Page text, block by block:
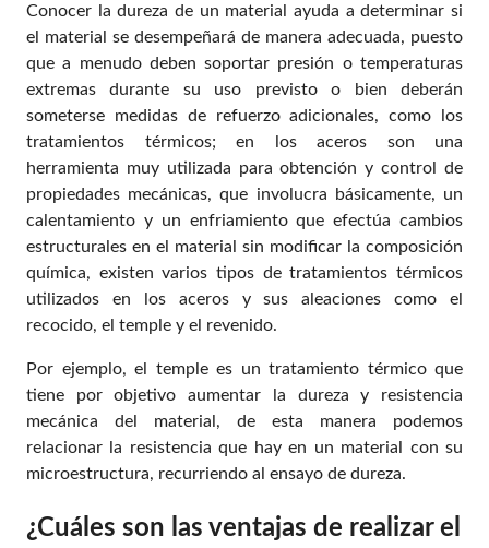
Conocer la dureza de un material ayuda a determinar si
el material se desempeñará de manera adecuada, puesto
que a menudo deben soportar presión o temperaturas
extremas durante su uso previsto o bien deberán
someterse medidas de refuerzo adicionales, como los
tratamientos térmicos; en los aceros son una
herramienta muy utilizada para obtención y control de
propiedades mecánicas, que involucra básicamente, un
calentamiento y un enfriamiento que efectúa cambios
estructurales en el material sin modificar la composición
química, existen varios tipos de tratamientos térmicos
utilizados en los aceros y sus aleaciones como el
recocido, el temple y el revenido.
Por ejemplo, el temple es un tratamiento térmico que
tiene por objetivo aumentar la dureza y resistencia
mecánica del material, de esta manera podemos
relacionar la resistencia que hay en un material con su
microestructura, recurriendo al ensayo de dureza.
¿Cuáles son las ventajas de realizar el